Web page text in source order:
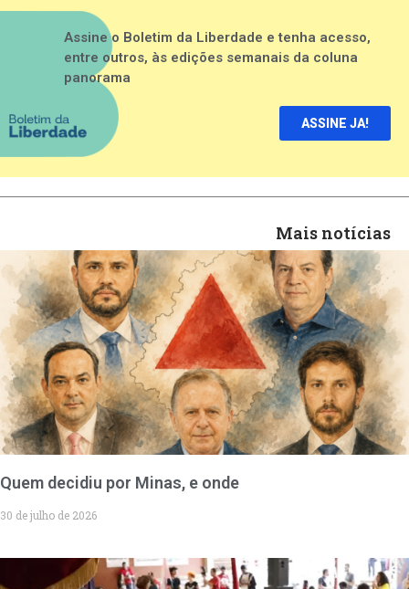
Assine o Boletim da Liberdade e tenha acesso,
entre outros, às edições semanais da coluna
panorama
ASSINE JA!
Mais notícias
Quem decidiu por Minas, e onde
30 de julho de 2026